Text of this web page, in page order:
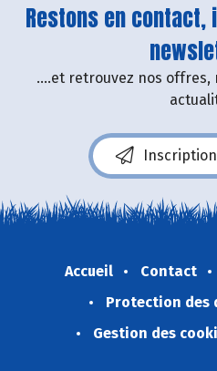
Restons en
....et retrouvez nos offres,
Accueil Contact
Protection des
Gestion des